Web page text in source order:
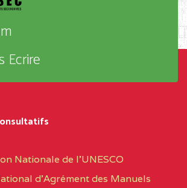
COMMUNITY HIGH SCHOOL BP :(1)
COMPREHENSIVE COLLEGE (
(1)
Ecrire
Nationale de l’UNESCO
d’Agrément des Manuels